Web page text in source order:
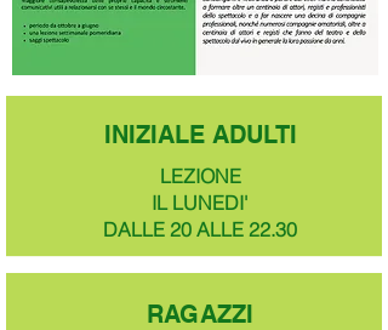
INIZIALE ADULTI
LEZIONE
IL LUNEDI'
DALLE 20 ALLE 22.30
RAGAZZI